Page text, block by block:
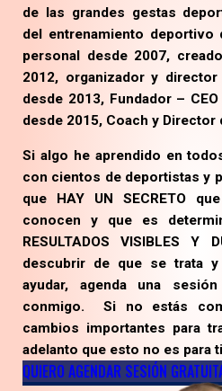
de las grandes gestas
del entrenamiento deportivo
personal desde 2007,
2012, organizador y
desde 2013, Fundador –
desde 2015, Coach y
Si algo he aprendido en
con cientos de deportistas y
que HAY UN SECRETO
conocen y que es
RESULTADOS VISIBLES Y
descubrir de que se trata
ayudar, agenda una sesión
conmigo. Si no estás
cambios importantes para
adelanto que esto no es para
QUIERO AGENDAR SESIÓN